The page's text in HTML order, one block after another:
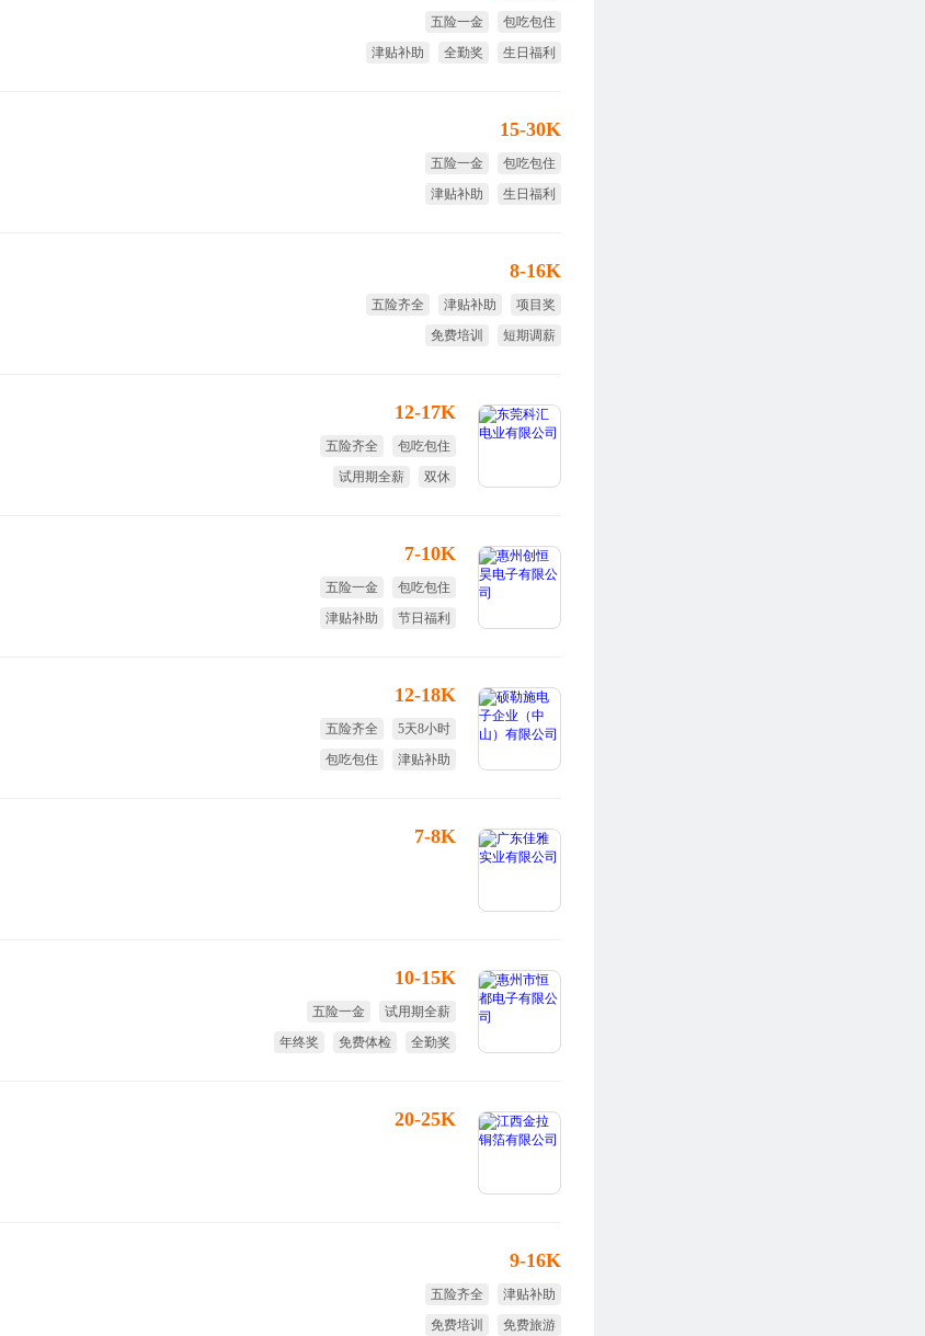
五险一金
包吃包住
津贴补助
全勤奖
生日福利
15-30K
五险一金
包吃包住
津贴补助
生日福利
8-16K
五险齐全 津贴补助
项目奖
免费培训
短期调薪
12-17K
五险齐全
包吃包住
试用期全薪
双休
7-10K
五险一金
包吃包住
津贴补助
节日福利
12-18K
五险齐全
5天8小时
包吃包住
津贴补助
7-8K
10-15K
五险一金
试用期全薪
年终奖
免费体检
全勤奖
20-25K
9-16K
五险齐全
津贴补助
免费培训
免费旅游